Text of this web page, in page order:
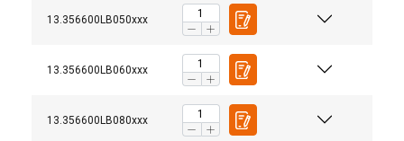
13.356600LB050xxx
13.356600LB060xxx
13.356600LB080xxx
Tous nos palonniers de levage sont fabriqués sur